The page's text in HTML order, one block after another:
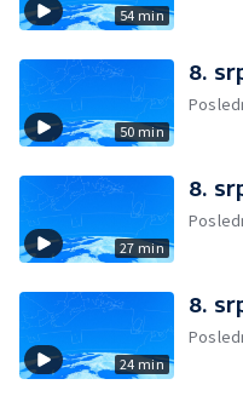
54 min
50 min
8.
27 min
8.
24 min
8.